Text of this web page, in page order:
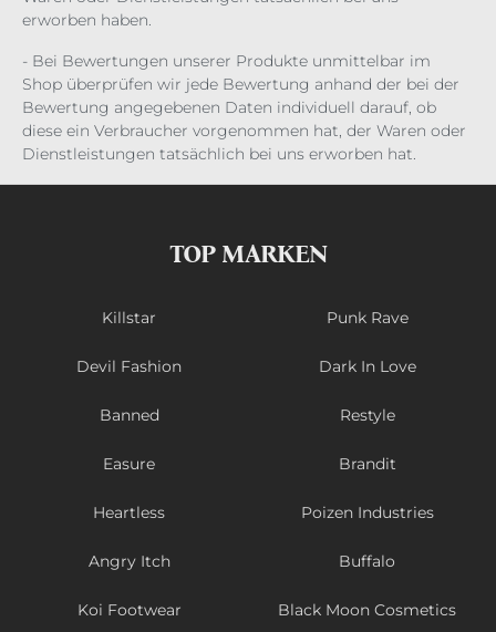
erworben haben.
- Bei Bewertungen unserer Produkte unmittelbar im
Shop überprüfen wir jede Bewertung anhand der bei der
Bewertung angegebenen Daten individuell darauf, ob
diese ein Verbraucher vorgenommen hat, der Waren oder
Dienstleistungen tatsächlich bei uns erworben hat.
TOP MARKEN
Killstar Punk Rave
Devil Fashion Dark In Love
Banned Restyle
Easure Brandit
Heartless Poizen Industries
Angry Itch Buffalo
Koi Footwear Black Moon Cosmetics